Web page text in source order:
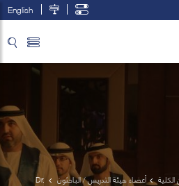
English
أعضاء هيئة التدريس / الباحثون
Dr.